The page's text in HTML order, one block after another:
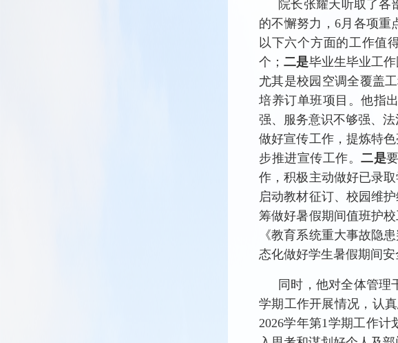
院长张耀天听取了
的不懈努力，6月各项重
以下六个方面的工作值
个；二是毕业生毕业工
尤其是校园空调全覆盖
培养订单班项目。他指
强、服务意识不够强、
做好宣传工作，提炼特
步推进宣传工作。二是
作，积极主动做好已录
启动教材征订、校园维
筹做好暑假期间值班护
《教育系统重大事故隐
态化做好学生暑假期间安
同时，他对全体管理
学期工作开展情况，认
2026学年第1学期工作计